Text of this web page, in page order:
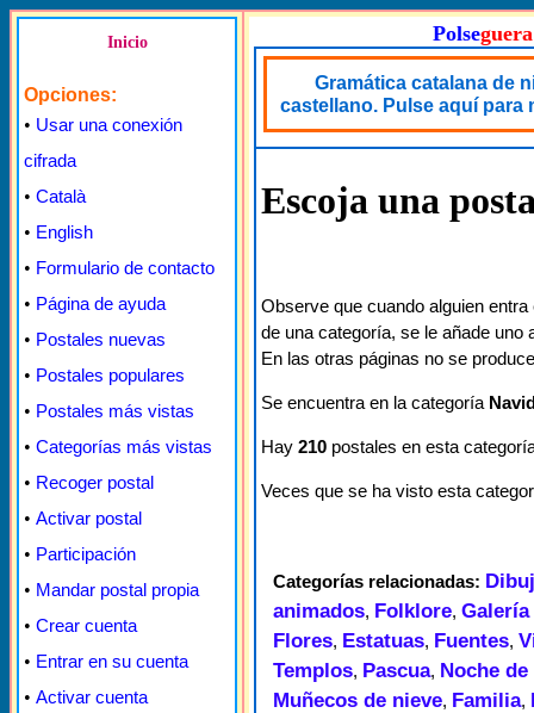
Inicio
Opciones:
• Usar una conexión
cifrada
• Català
• English
• Formulario de contacto
• Página de ayuda
• Postales nuevas
• Postales populares
• Postales más vistas
• Categorías más vistas
• Recoger postal
• Activar postal
• Participación
• Mandar postal propia
• Crear cuenta
• Entrar en su cuenta
• Activar cuenta
Polseguera
Gramática catalana de
castellano. Pulse aquí para
Escoja una
Observe que cuando alguien
de una categoría, se le añade uno
En las otras páginas no se
Se encuentra en la categoría
Hay 210 postales en esta
Veces que se ha visto esta
Categorías relacionadas:
animados, Folklore,
Flores, Estatuas, Fuentes,
Templos, Pascua, Noche
Muñecos de nieve, Familia,